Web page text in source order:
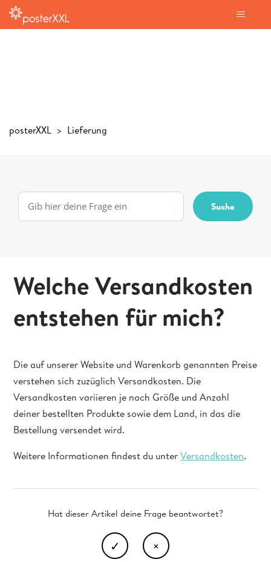
posterXXL Lieferung
Welche Versandkosten
entstehen für mich?
Die auf unserer Website und Warenkorb genannten Preise
verstehen sich zuzüglich Versandkosten. Die
Versandkosten variieren je nach Größe und Anzahl
deiner bestellten Produkte sowie dem Land, in das die
Bestellung versendet wird.
Weitere Informationen findest du unterVersandkosten.
Hat dieser Artikel deine Frage beantwortet?